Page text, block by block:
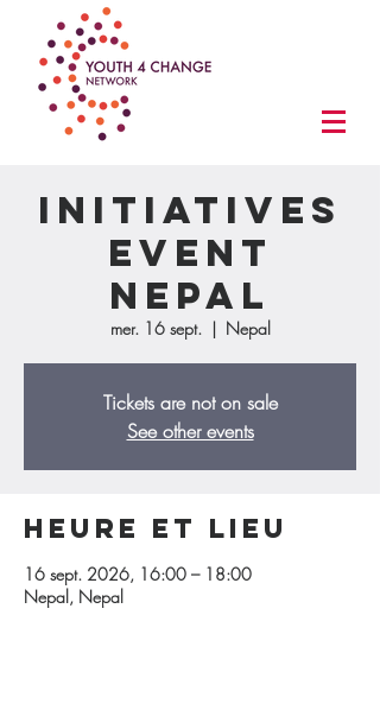
Initiatives
Event
Nepal
mer. 16 sept.
  |
Nepal
Tickets are not on sale
See other events
Heure et lieu
16 sept. 2026, 16:00 – 18:00
Nepal, Nepal